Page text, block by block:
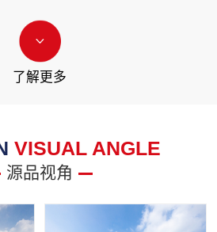
了解更多
VISUAL ANGLE
源品视角